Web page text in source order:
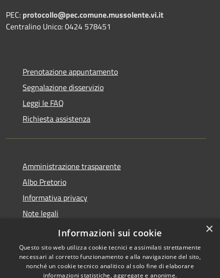
PEC: protocollo@pec.comune.mussolente.vi.it
Centralino Unico: 0424 578451
Prenotazione appuntamento
Segnalazione disservizio
Leggi le FAQ
Richiesta assistenza
Amministrazione trasparente
Albo Pretorio
Informativa privacy
Note legali
Dichiarazione di accessibilità
×
Informazioni sui cookie
Questo sito web utilizza cookie tecnici e assimilati strettamente
necessari al corretto funzionamento e alla navigazione del sito,
nonché un cookie tecnico analitico al solo fine di elaborare
informazioni statistiche, aggregate e anonime.